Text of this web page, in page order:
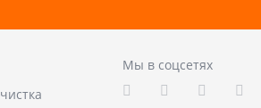
Мы в соцсетях